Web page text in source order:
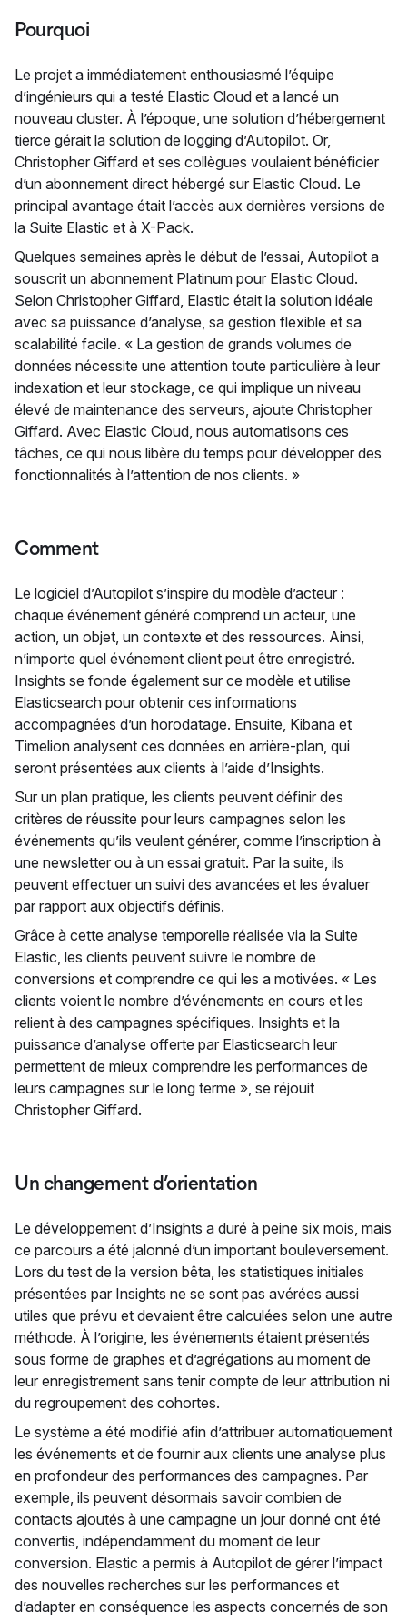
Pourquoi
Le projet a immédiatement enthousiasmé l’équipe
d’ingénieurs qui a testé Elastic Cloud et a lancé un
nouveau cluster. À l’époque, une solution d’hébergement
tierce gérait la solution de logging d’Autopilot. Or,
Christopher Giffard et ses collègues voulaient bénéficier
d’un abonnement direct hébergé sur Elastic Cloud. Le
principal avantage était l’accès aux dernières versions de
la Suite Elastic et à X-Pack.
Quelques semaines après le début de l’essai, Autopilot a
souscrit un abonnement Platinum pour Elastic Cloud.
Selon Christopher Giffard, Elastic était la solution idéale
avec sa puissance d’analyse, sa gestion flexible et sa
scalabilité facile. « La gestion de grands volumes de
données nécessite une attention toute particulière à leur
indexation et leur stockage, ce qui implique un niveau
élevé de maintenance des serveurs, ajoute Christopher
Giffard. Avec Elastic Cloud, nous automatisons ces
tâches, ce qui nous libère du temps pour développer des
fonctionnalités à l’attention de nos clients. »
Comment
Le logiciel d’Autopilot s’inspire du modèle d’acteur :
chaque événement généré comprend un acteur, une
action, un objet, un contexte et des ressources. Ainsi,
n’importe quel événement client peut être enregistré.
Insights se fonde également sur ce modèle et utilise
Elasticsearch pour obtenir ces informations
accompagnées d’un horodatage. Ensuite, Kibana et
Timelion analysent ces données en arrière-plan, qui
seront présentées aux clients à l’aide d’Insights.
Sur un plan pratique, les clients peuvent définir des
critères de réussite pour leurs campagnes selon les
événements qu’ils veulent générer, comme l’inscription à
une newsletter ou à un essai gratuit. Par la suite, ils
peuvent effectuer un suivi des avancées et les évaluer
par rapport aux objectifs définis.
Grâce à cette analyse temporelle réalisée via la Suite
Elastic, les clients peuvent suivre le nombre de
conversions et comprendre ce qui les a motivées. « Les
clients voient le nombre d’événements en cours et les
relient à des campagnes spécifiques. Insights et la
puissance d’analyse offerte par Elasticsearch leur
permettent de mieux comprendre les performances de
leurs campagnes sur le long terme », se réjouit
Christopher Giffard.
Un changement d’orientation
Le développement d’Insights a duré à peine six mois, mais
ce parcours a été jalonné d’un important bouleversement.
Lors du test de la version bêta, les statistiques initiales
présentées par Insights ne se sont pas avérées aussi
utiles que prévu et devaient être calculées selon une autre
méthode. À l’origine, les événements étaient présentés
sous forme de graphes et d’agrégations au moment de
leur enregistrement sans tenir compte de leur attribution ni
du regroupement des cohortes.
Le système a été modifié afin d’attribuer automatiquement
les événements et de fournir aux clients une analyse plus
en profondeur des performances des campagnes. Par
exemple, ils peuvent désormais savoir combien de
contacts ajoutés à une campagne un jour donné ont été
convertis, indépendamment du moment de leur
conversion. Elastic a permis à Autopilot de gérer l’impact
des nouvelles recherches sur les performances et
d’adapter en conséquence les aspects concernés de son